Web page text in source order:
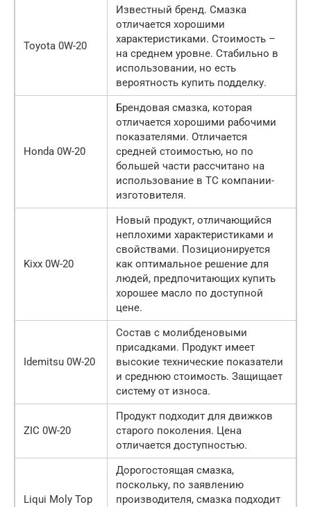
Toyota 0W-20
Известный бренд. Смазка
отличается хорошими
характеристиками. Стоимость –
на среднем уровне. Стабильно в
использовании, но есть
вероятность купить подделку.
Honda 0W-20
Брендовая смазка, которая
отличается хорошими рабочими
показателями. Отличается
средней стоимостью, но по
большей части рассчитано на
использование в ТС компании-
изготовителя.
Kixx 0W-20
Новый продукт, отличающийся
неплохими характеристиками и
свойствами. Позиционируется
как оптимальное решение для
людей, предпочитающих купить
хорошее масло по доступной
цене.
Idemitsu 0W-20
Состав с молибденовыми
присадками. Продукт имеет
высокие технические показатели
и среднюю стоимость. Защищает
систему от износа.
ZIC 0W-20
Продукт подходит для движков
старого поколения. Цена
отличается доступностью.
Liqui Moly Top
Дорогостоящая смазка,
поскольку, по заявлению
производителя, смазка подходит